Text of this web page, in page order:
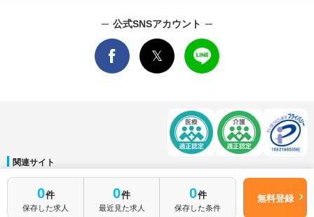
0件
保存した求人
0件
最近見た求人
0件
保存した条件
無料登録
公式SNSアカウント
無料転職サポートに申し込む
はじめて転職
関連サイト
マイナビDOCTOR│マイナビ看護師│マイナビ薬剤師│マイナビ保育士
運営会社
会社概要│ ご利用規約 個人情報保護方針 サイトマップ│お問い合わせ